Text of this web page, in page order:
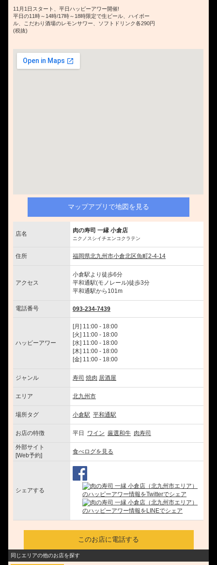
11月1日スタート、平日ハッピーアワー開催!
平日の11時～14時/17時～18時限定で生ビール、ハイボー
ル、こだわり酒場のレモンサワー、ソフトドリンク各290円
(税抜)
マップアプリで地図を見る
店名 肉の寿司 一縁 小倉店
ニクノスシイチエンコクラテン
住所 福岡県北九州市小倉北区魚町2-4-14
アクセス
小倉駅より徒歩6分
平和通駅(モノレール)徒歩3分
平和通駅から101m
電話番号 093-234-7439
ハッピーアワー
[月] 11:00 - 18:00
[火] 11:00 - 18:00
[水] 11:00 - 18:00
[木] 11:00 - 18:00
[金] 11:00 - 18:00
ジャンル 寿司 焼肉 居酒屋
エリア 北九州市
場所タグ 小倉駅 平和通駅
お店の特徴 平日 ワイン 厳選和牛 肉寿司
外部サイト
[Web予約]
食べログを見る
シェアする
このお店に電話する
同じエリアの他のお店を探す